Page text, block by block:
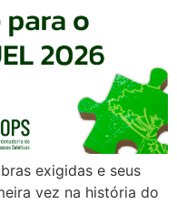
exigidas e seus
vez na história do